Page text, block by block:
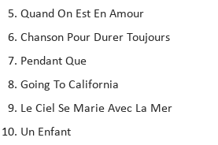
Quand On Est En Amour
Chanson Pour Durer Toujours
Pendant Que
Going To California
Le Ciel Se Marie Avec La Mer
Un Enfant